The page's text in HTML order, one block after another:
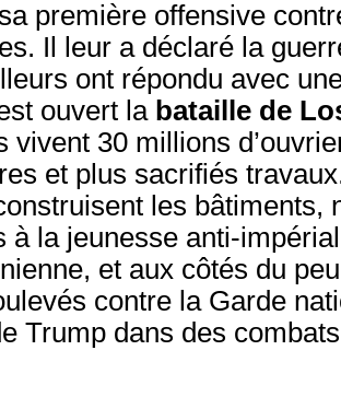
première offensive
Il leur a déclaré la
ont répondu avec
ouvert la bataille de
vivent 30 millions
et plus sacrifiés
les bâtiments,
à la jeunesse anti-
et aux côtés du
contre la Garde
Trump dans des